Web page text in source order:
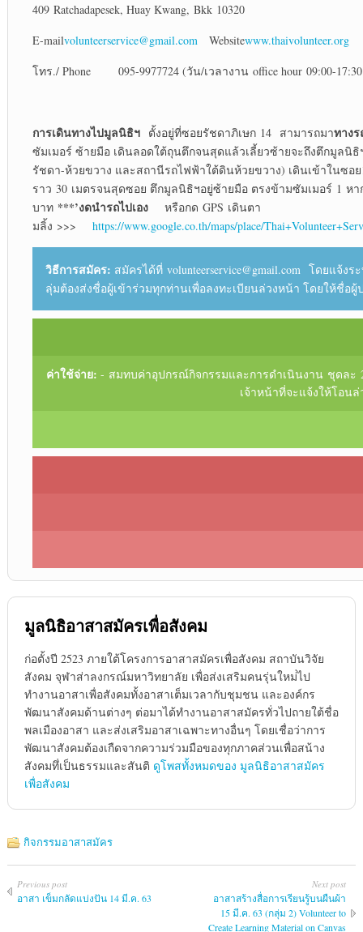
409 Ratchadapesek, Huay Kwang, Bkk 10320
E-mailvolunteerservice@gmail.comWebsitewww.thaivolunteer.org
โทร./ Phone 095-9977724 (วัน/เวลางาน office hour 09:00-
การเดินทางไปมูลนิธิฯ ตั้งอยู่ที่ซอยรัชดาภิเษก 14 สามารถมาทาง
ซัมเมอร์ ซ้ายมือ เดินลอดใต้ถุนตึกจนสุดแล้วเลี้ยวซ้ายจะถึงตึกมูลนิ
รัชดา-ห้วยขวาง และสถานีรถไฟฟ้าใต้ดินห้วยขวาง) เดินเข้าในซอย
ราว 30 เมตรจนสุดซอย ตึกมูลนิธิฯอยู่ซ้ายมือ ตรงข้ามซัมเมอร์ 1
บาท ***’งดนำรถไปเอง
หรือกด GPS เดินตา
มลิ้ง >>>
https://www.google.co.th/maps/place/
วิธีการสมัคร: สมัครได้ที่ volunteerservice@gmail.com โดยแ
ลุ่มต้องส่งชื่อผู้เข้าร่วมทุกท่านเพื่อลงทะเบียนล่วงหน้า โดยให้ชื่
ค่าใช้จ่าย: - สมทบค่าอุปกรณ์กิจกรรมและการดำเนินงาน ชุดละ
เจ้าหน้าที่จะแจ้งให้โอน
มูลนิธิอาสาสมัครเพื่อสังคม
ก่อตั้งปี 2523 ภายใต้โครงการอาสาสมัครเพื่อสังคม สถาบันวิจัย
สังคม จุฬาส่าลงกรณ์มหาวิทยาลัย เพื่อส่งเสริมคนรุ่นใหม่่ไป
ทำงานอาสาเพื่อสังคมทั้งอาสาเต็มเวลากับชุมชน และองค์กร
พัฒนาสังคมด้านต่างๆ ต่อมาได้ทำงานอาสาสมัครทั่วไปถายใต้ชื่อ
พลเมืองอาสา และส่งเสริมอาสาเฉพาะทางอื่นๆ โดยเชื่อว่าการ
พัฒนาสังคมต้องเกืดจากความร่วมมือของทุกภาคส่วนเพื่อสน้าง
สังคมทึ่เป็นธรรมและสันติ ดูโพสทั้งหมดของ มูลนิธิอาสาสมัคร
เพื่อสังคม
กิจกรรมอาสาสมัคร
Previous post
อาสา เข็มกลัดแบ่งปัน 14 มี.ค. 63
Next post
อาสาสร้างสื่อการเรียนรู้บนผืนผ้า
15 มี.ค. 63 (กลุ่ม 2) Volunteer to
Create Learning Material on Canvas